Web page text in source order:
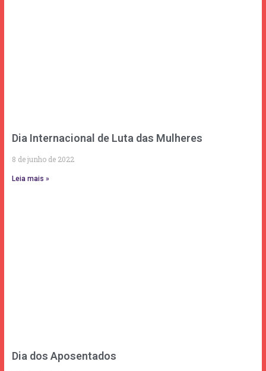
Dia Internacional de Luta das Mulheres
8 de junho de 2022
Leia mais »
Dia dos Aposentados